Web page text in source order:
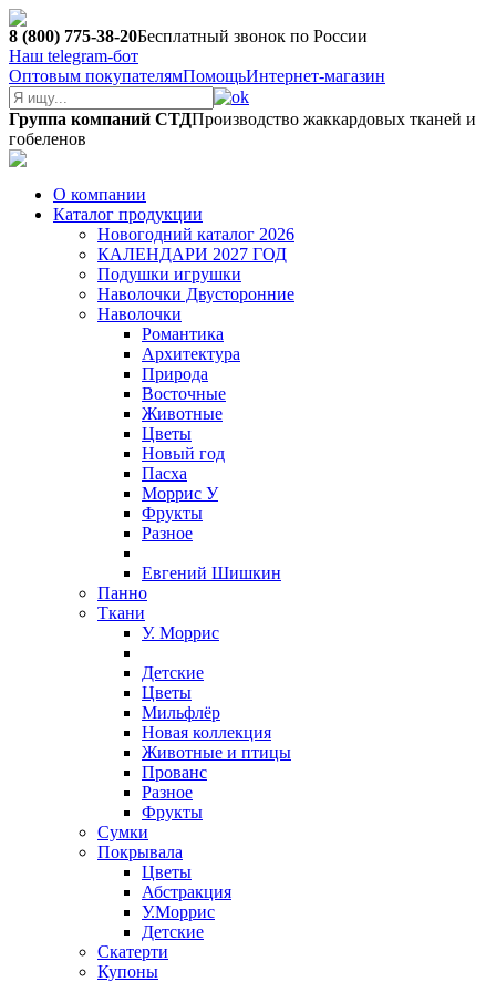
8 (800) 775-38-20Бесплатный звонок по России
Наш telegram-бот
Оптовым покупателямПомощьИнтернет-магазин
Группа компаний СТДПроизводство жаккардовых тканей и
гобеленов
О компании
Каталог продукции
Новогодний каталог 2026
КАЛЕНДАРИ 2027 ГОД
Подушки игрушки
Наволочки Двусторонние
Наволочки
Романтика
Архитектура
Природа
Восточные
Животные
Цветы
Новый год
Пасха
Моррис У
Фрукты
Разное
Евгений Шишкин
Панно
Ткани
У. Моррис
Детские
Цветы
Мильфлёр
Новая коллекция
Животные и птицы
Прованс
Разное
Фрукты
Сумки
Покрывала
Цветы
Абстракция
У.Моррис
Детские
Скатерти
Купоны